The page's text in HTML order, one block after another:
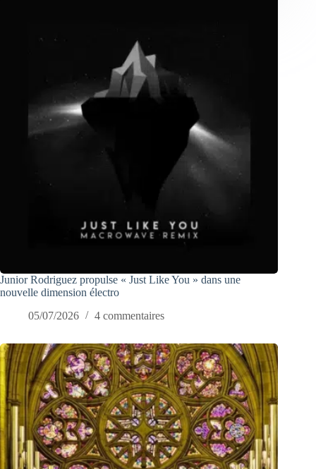
Junior Rodriguez propulse « Just Like You » dans une
nouvelle dimension électro
05/07/2026
4 commentaires